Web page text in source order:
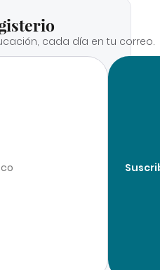
cada día en tu correo.